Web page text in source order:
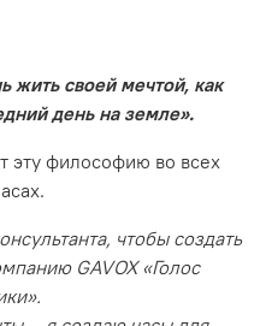
жить своей мечтой, как
день на земле».
эту философию во всех
чтобы создать
GAVOX «Голос